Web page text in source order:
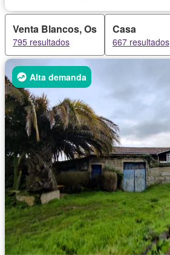
Venta Blancos, Os
795 resultados
Casa
667 resultados
Alta demanda